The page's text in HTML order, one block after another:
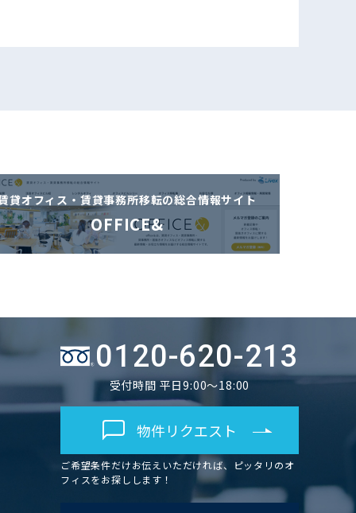
貸オフィス・賃貸事務所移転の総合情報サイト
OFFICE&
0120-620-213
受付時間 平日9:00～18:00
物件リクエスト
ご希望条件だけお伝えいただければ、ピッタリのオ
フィスをお探しします！